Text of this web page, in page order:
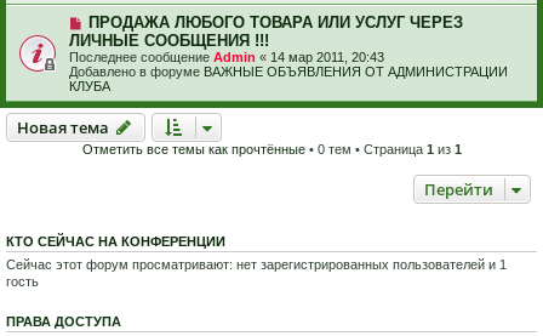
ПРОДАЖА ЛЮБОГО ТОВАРА ИЛИ УСЛУГ ЧЕРЕЗ
ЛИЧНЫЕ СООБЩЕНИЯ !!!
Последнее сообщение Admin « 14 мар 2011, 20:43
Добавлено в форуме ВАЖНЫЕ ОБЪЯВЛЕНИЯ ОТ АДМИНИСТРАЦИИ
КЛУБА
Новая тема
Новаятема
Отметить все темы как прочтённые• 0 тем • Страница 1из 1
Перейти
КТО СЕЙЧАС НА КОНФЕРЕНЦИИ
Сейчас этот форум просматривают: нет зарегистрированных пользователей и 1
гость
ПРАВА ДОСТУПА